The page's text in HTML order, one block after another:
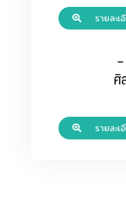
รายละเ
ศิ
รายละเ